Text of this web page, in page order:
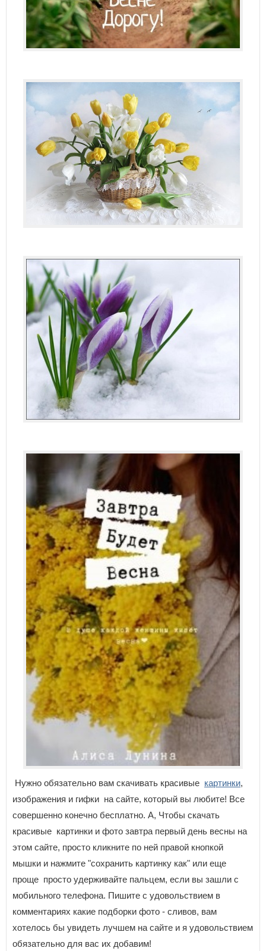
Нужно обязательно вам скачивать красивые картинки,
изображения и гифки на сайте, который вы любите! Все
совершенно конечно бесплатно. А, Чтобы скачать
красивые картинки и фото завтра первый день весны на
этом сайте, просто кликните по ней правой кнопкой
мышки и нажмите "сохранить картинку как" или еще
проще просто удерживайте пальцем, если вы зашли с
мобильного телефона. Пишите с удовольствием в
комментариях какие подборки фото - сливов, вам
хотелось бы увидеть лучшем на сайте и я удовольствием
обязательно для вас их добавим!